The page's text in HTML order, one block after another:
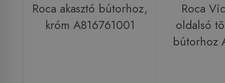
Roca akasztó bútorhoz,
króm A816761001
Roca
oldalsó
bútorhoz